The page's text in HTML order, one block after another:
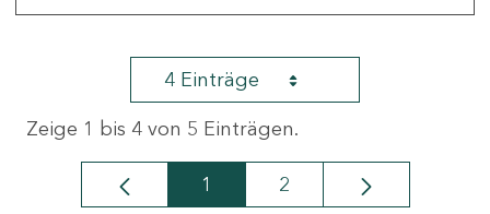
4 Einträge
Zeige 1 bis 4 von 5 Einträgen.
Seite
1 Seite
2